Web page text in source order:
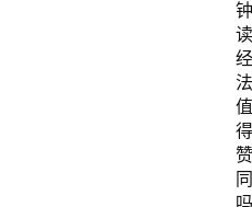
钟
读
经
值
得
赞
同
吗